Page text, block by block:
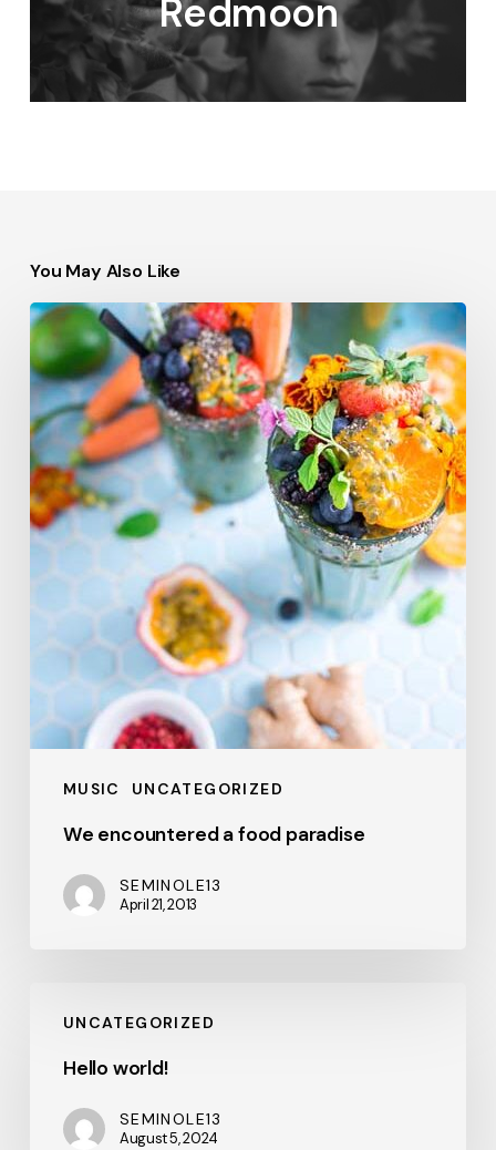
Redmoon
You May Also Like
MUSIC UNCATEGORIZED
We
encountered
a
food
paradise
We encountered a food paradise
SEMINOLE13
April 21, 2013
UNCATEGORIZED
world!
Hello world!
SEMINOLE13
August 5, 2024